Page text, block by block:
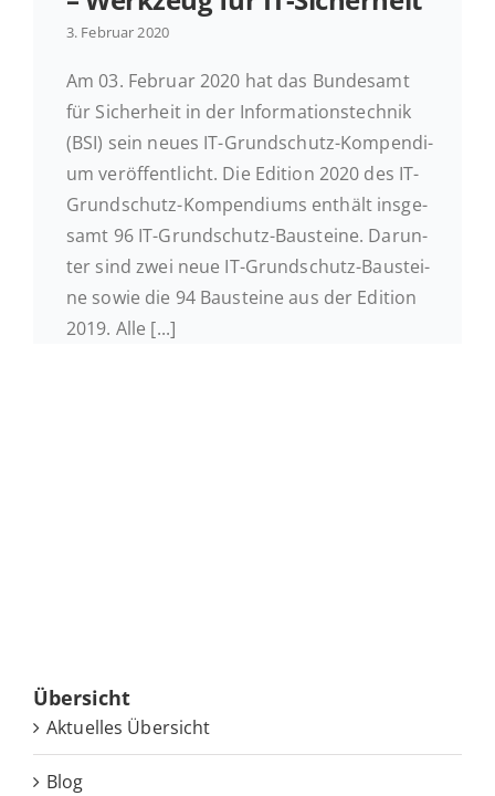
Kontakt
3. Februar 2020
Am 03. Februar 2020 hat das Bun­des­amt
für Si­cher­heit in der In­for­ma­ti­ons­tech­nik
(BSI) sein neues IT-Grund­schutz-Kom­pen­di­
um ver­öf­fent­licht. Die Edition 2020 des IT-
Grund­schutz-Kom­pen­di­ums enthält ins­ge­
samt 96 IT-Grund­schutz-Bau­stei­ne. Dar­un­
ter sind zwei neue IT-Grund­schutz-Bau­stei­
ne sowie die 94 Bau­stei­ne aus der Edition
2019. Alle [...]
Über­sicht
Ak­tu­el­les Übersicht
Blog